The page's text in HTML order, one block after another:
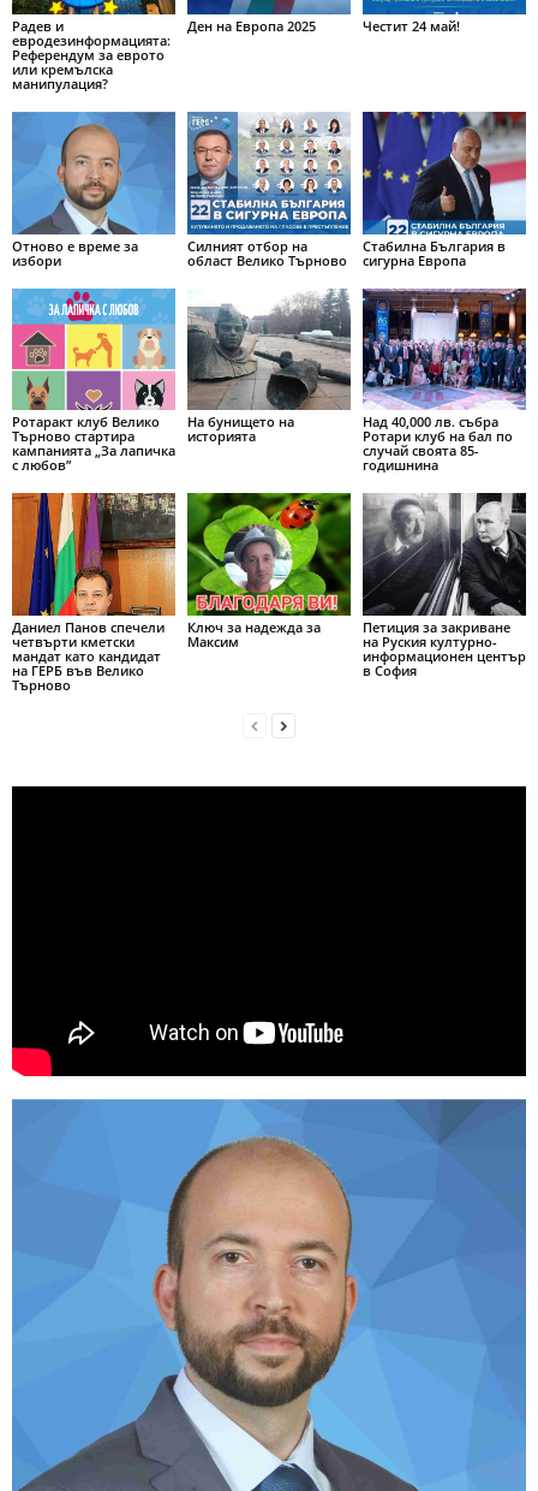
Радев и
евродезинформацията:
Референдум за еврото
или кремълска
манипулация?
Ден на Европа 2025 Честит 24 май!
Отново е време за
избори
Силният отбор на
област Велико Търново
Стабилна България в
сигурна Европа
Ротаракт клуб Велико
Търново стартира
кампанията „За лапичка
с любов”
На бунището на
историята
Над 40,000 лв. събра
Ротари клуб на бал по
случай своята 85-
годишнина
Даниел Панов спечели
четвърти кметски
мандат като кандидат
на ГЕРБ във Велико
Търново
Ключ за надежда за
Максим
Петиция за закриване
на Руския културно-
информационен център
в София